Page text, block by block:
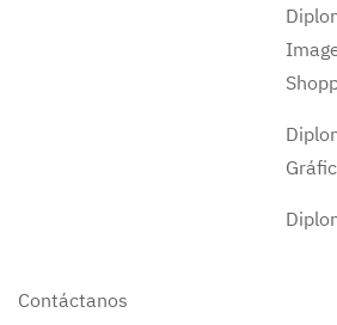
Contáctanos